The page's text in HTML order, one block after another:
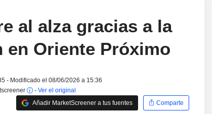
al alza gracias a la
en Oriente Próximo
- Modificado el 08/06/2026 a 15:36
- Ver el original
Añadir MarketScreener a tus fuentes
Comparte